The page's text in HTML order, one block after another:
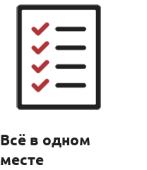
Всё в одном
месте